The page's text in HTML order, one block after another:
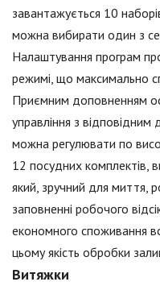
завантажується 10
можна вибирати один з
Налаштування програм
режимі, що максимально
Приємним доповненням
управління з
можна регулювати по
12 посудних комплектів,
який, зручний для миття,
заповненні робочого
економного споживання
цьому якість обробки
Витяжки